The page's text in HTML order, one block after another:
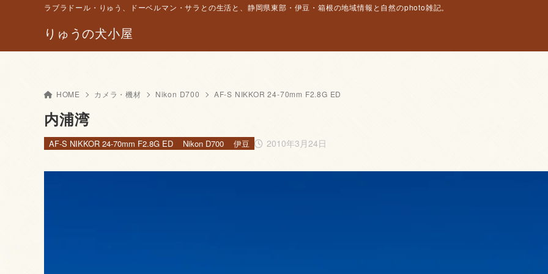
りゅうの犬小屋
ラブラドール・りゅう、ドーベルマン・サラとの生活と、静岡県東部・伊豆・箱根の地域情報と自然のphoto雑記。
HOME カメラ・機材 Nikon D700 AF-S NIKKOR 24-70mm F2.8G ED
内浦湾
2010年3月24日
AF-S NIKKOR 24-70mm F2.8G ED Nikon D700 伊豆